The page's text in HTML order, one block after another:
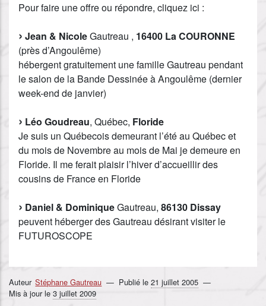
Pour faire une offre ou répondre, cliquez ici :
Jean & NicoleGautreau , 16400 La COURONNE
(près d’Angoulême)
hébergent gratuitement une famille Gautreau pendant
le salon de la Bande Dessinée à Angoulême (dernier
week-end de janvier)
Léo Goudreau, Québec, Floride
Je suis un Québecois demeurant l’été au Québec et
du mois de Novembre au mois de Mai je demeure en
Floride. Il me ferait plaisir l’hiver d’accueillir des
cousins de France en Floride
Daniel & DominiqueGautreau, 86130 Dissay
peuvent héberger des Gautreau désirant visiter le
FUTUROSCOPE
Auteur Stéphane Gautreau Publié le21 juillet 2005
Mis à jour le 3 juillet 2009